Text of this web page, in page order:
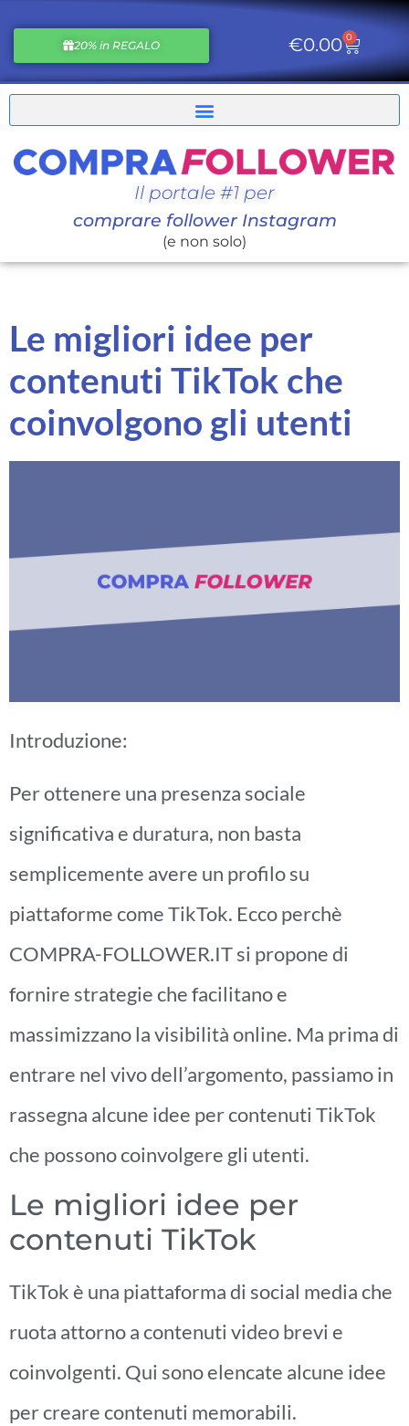
20% in REGALO €0.00 0
Il portale #1 per
comprare follower Instagram
(e non solo)
Le migliori idee per
contenuti TikTok che
coinvolgono gli utenti
Introduzione:
Per ottenere una presenza sociale
significativa e duratura, non basta
semplicemente avere un profilo su
piattaforme come TikTok. Ecco perchè
COMPRA-FOLLOWER.IT si propone di
fornire strategie che facilitano e
massimizzano la visibilità online. Ma prima di
entrare nel vivo dell’argomento, passiamo in
rassegna alcune idee per contenuti TikTok
che possono coinvolgere gli utenti.
Le migliori idee per
contenuti TikTok
TikTok è una piattaforma di social media che
ruota attorno a contenuti video brevi e
coinvolgenti. Qui sono elencate alcune idee
per creare contenuti memorabili.